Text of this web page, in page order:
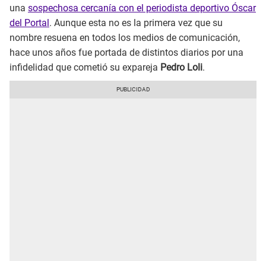
una sospechosa cercanía con el periodista deportivo Óscar
del Portal . Aunque esta no es la primera vez que su
nombre resuena en todos los medios de comunicación,
hace unos años fue portada de distintos diarios por una
infidelidad que cometió su expareja Pedro Loli.